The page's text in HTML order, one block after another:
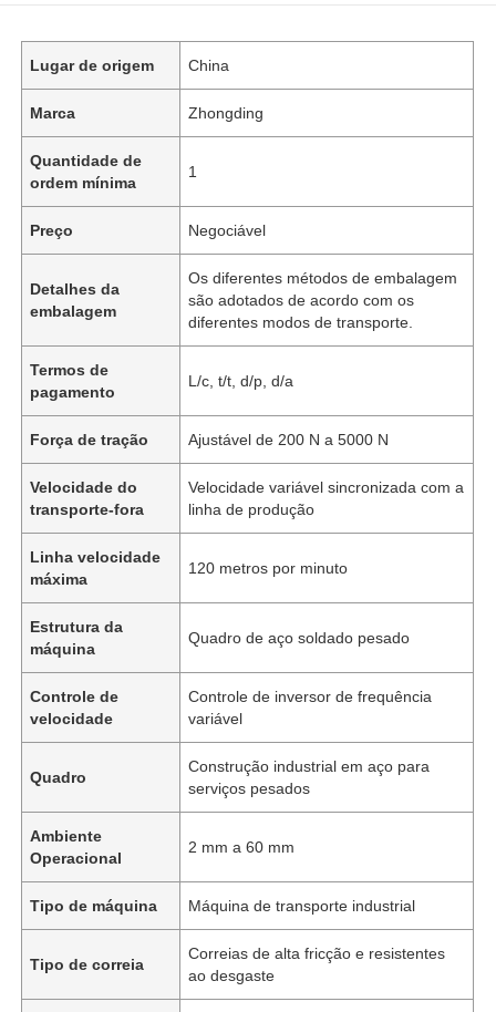
Lugar de origem China
Marca Zhongding
Quantidade de
ordem mínima
1
Preço Negociável
Detalhes da
embalagem
Os diferentes métodos de embalagem
são adotados de acordo com os
diferentes modos de transporte.
Termos de
pagamento
L/c, t/t, d/p, d/a
Força de tração Ajustável de 200 N a 5000 N
Velocidade do
transporte-fora
Velocidade variável sincronizada com a
linha de produção
Linha velocidade
máxima
120 metros por minuto
Estrutura da
máquina
Quadro de aço soldado pesado
Controle de
velocidade
Controle de inversor de frequência
variável
Quadro
Construção industrial em aço para
serviços pesados
Ambiente
Operacional
2 mm a 60 mm
Tipo de máquina Máquina de transporte industrial
Tipo de correia
Correias de alta fricção e resistentes
ao desgaste